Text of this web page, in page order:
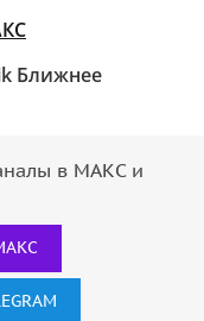
Ближнее
в МАКС и